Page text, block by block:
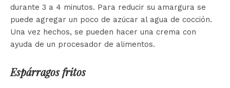
durante 3 a 4 minutos. Para reducir su amargura se
puede agregar un poco de azúcar al agua de cocción.
Una vez hechos, se pueden hacer una crema con
ayuda de un procesador de alimentos.
Espárragos fritos